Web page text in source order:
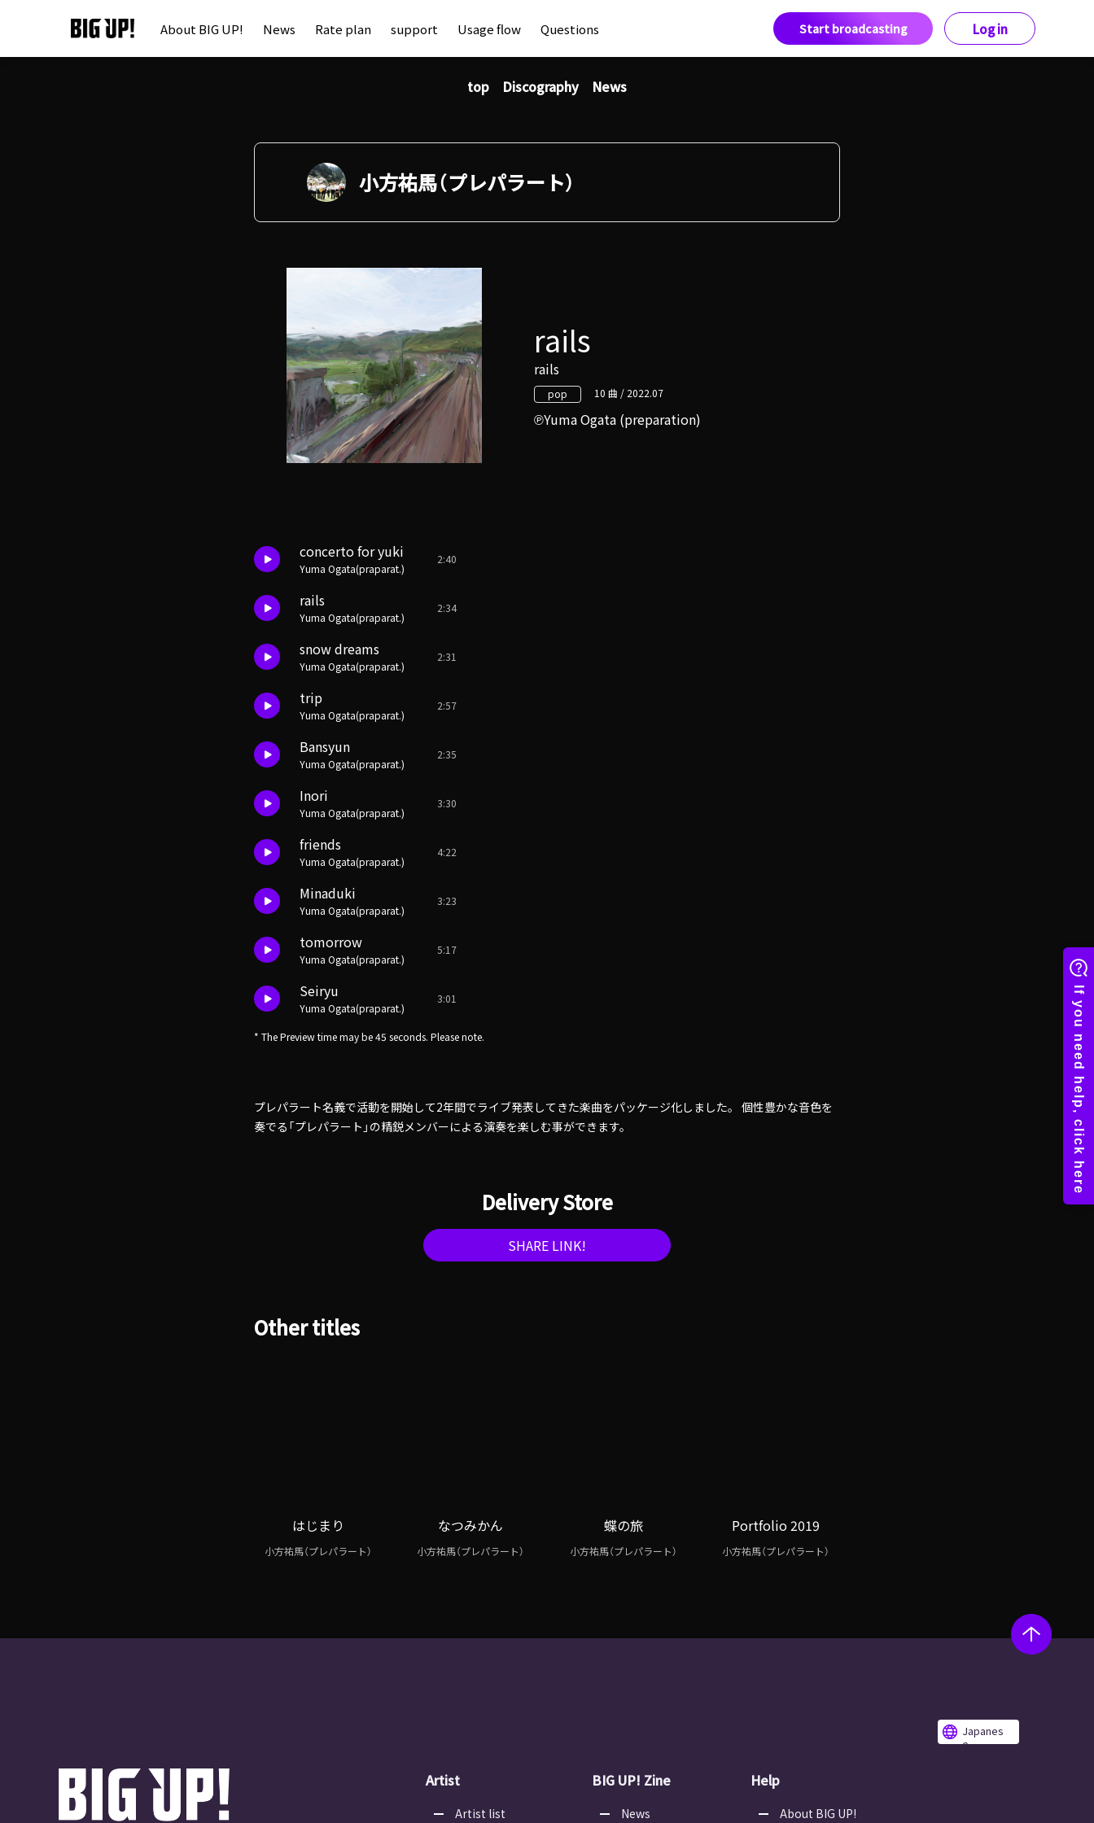
About BIG UP! News Rate plan support Usage flow Questions Start broadcasting Log in
top Discography News
小方祐馬（プレパラート）
rails
rails
pop 10 曲 / 2022.07
Yuma Ogata (preparation)
concerto for yuki
Yuma Ogata(praparat.)
2:40
rails
Yuma Ogata(praparat.)
2:34
snow dreams
Yuma Ogata(praparat.)
2:31
trip
Yuma Ogata(praparat.)
2:57
Bansyun
Yuma Ogata(praparat.)
2:35
Inori
Yuma Ogata(praparat.)
3:30
friends
Yuma Ogata(praparat.)
4:22
Minaduki
Yuma Ogata(praparat.)
3:23
tomorrow
Yuma Ogata(praparat.)
5:17
Seiryu
Yuma Ogata(praparat.)
3:01
* The Preview time may be 45 seconds. Please note.
プレパラート名義で活動を開始して2年間でライブ発表してきた楽曲をパッケージ化しました。 個性豊かな音色を
奏でる「プレパラート」の精鋭メンバーによる演奏を楽しむ事ができます。
Delivery Store
SHARE LINK!
Other titles
はじまり
小方祐馬（プレパラート）
なつみかん
小方祐馬（プレパラート）
蝶の旅
小方祐馬（プレパラート）
Portfolio 2019
小方祐馬（プレパラート）
Japanes
e
Artist
Artist list
BIG UP! Zine
News
Help
About BIG UP!